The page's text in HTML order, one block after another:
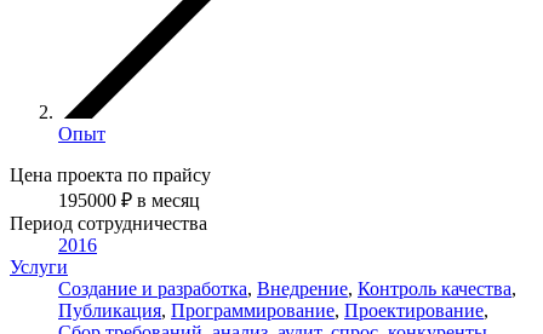
Опыт
Цена проекта по прайсу
195000 ₽ в месяц
Период сотрудничества
2016
Услуги
Создание и разработка, Внедрение, Контроль качества,
Публикация, Программирование, Проектирование,